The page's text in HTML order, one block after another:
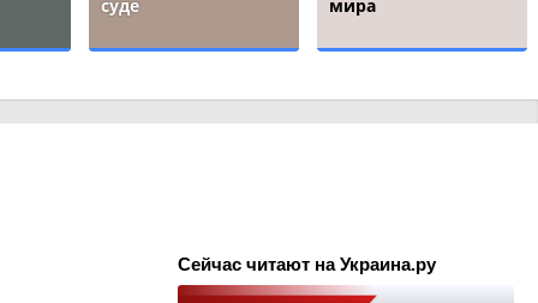
суде
мира
Сейчас читают на Украина.ру